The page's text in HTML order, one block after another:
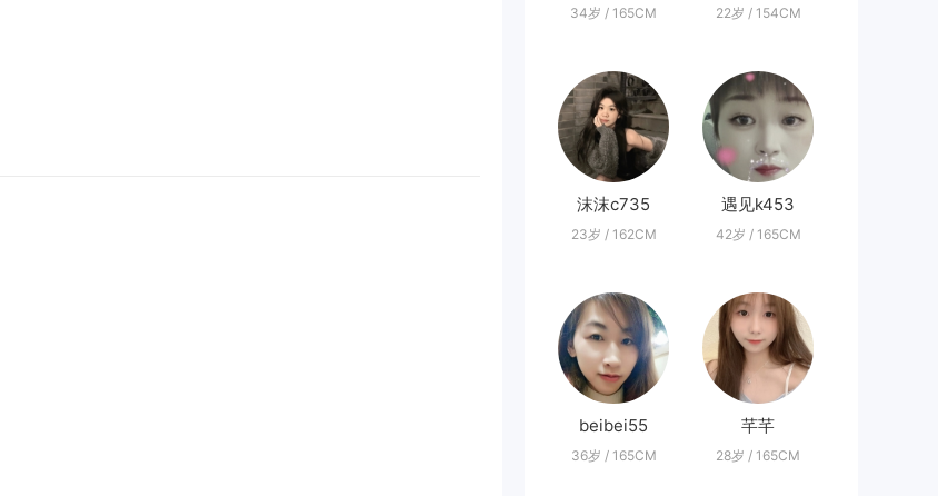
34岁 / 165CM 22岁 / 154CM
沫沫c735
23岁 / 162CM
遇见k453
42岁 / 165CM
beibei55
36岁 / 165CM
芊芊
28岁 / 165CM